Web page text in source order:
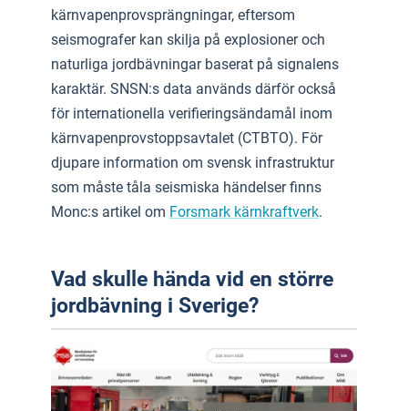
kärnvapenprovsprängningar, eftersom
seismografer kan skilja på explosioner och
naturliga jordbävningar baserat på signalens
karaktär. SNSN:s data används därför också
för internationella verifieringsändamål inom
kärnvapenprovstoppsavtalet (CTBTO). För
djupare information om svensk infrastruktur
som måste tåla seismiska händelser finns
Monc:s artikel om Forsmark kärnkraftverk.
Vad skulle hända vid en större
jordbävning i Sverige?